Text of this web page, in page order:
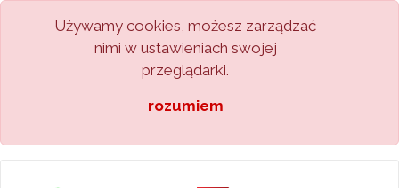
Używamy cookies, możesz zarządzać
nimi w ustawieniach swojej
przeglądarki.
rozumiem